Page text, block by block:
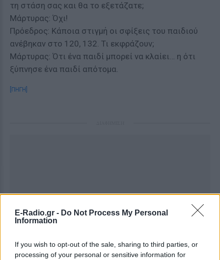
E-Radio.gr - Do Not Process My Personal
Information
If you wish to opt-out of the sale, sharing to third parties, or
processing of your personal or sensitive information for
τη στάση σας και θα το εξετάζατε;
Μάρτυρας: Όχι!
Πρόεδρος: Κάποια στιγμή οι σφίξεις του παιδιού
ανέβηκαν στο 120, 132. Τι εκφράζουν;
Μάρτυρας: Ότι ένα παιδί μπορεί να κλαίει… η ότι
ξύπνησε ένα παιδί απότομα.
[ΠΗΓΗ]